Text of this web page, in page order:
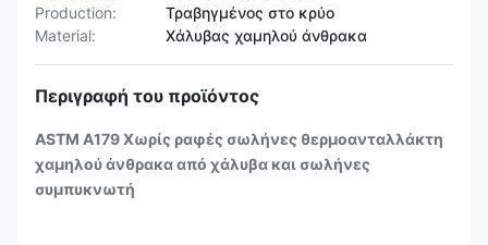
Production:
Τραβηγμένος στο κρύο
Material:
Χάλυβας χαμηλού άνθρακα
Περιγραφή του προϊόντος
ASTM A179 Χωρίς ραφές σωλήνες θερμοανταλλάκτη
χαμηλού άνθρακα από χάλυβα και σωλήνες
συμπυκνωτή